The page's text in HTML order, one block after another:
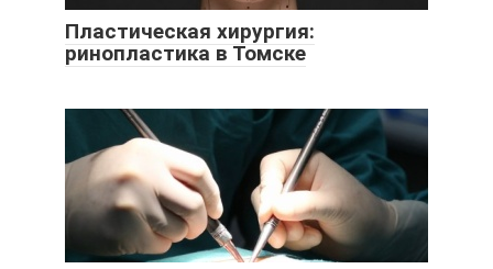
Пластическая хирургия:
ринопластика в Томске